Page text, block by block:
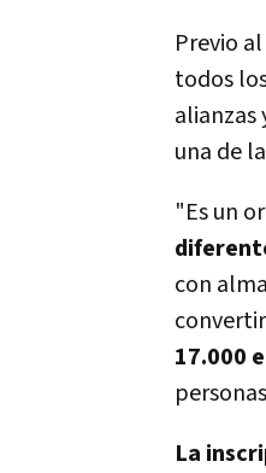
Previo
todos
alianzas
una de
"Es un
con
17.000
La